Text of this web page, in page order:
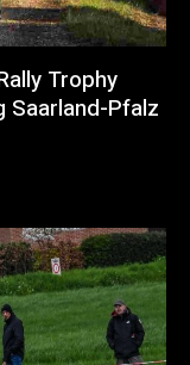
Trophy
Saarland-Pfalz